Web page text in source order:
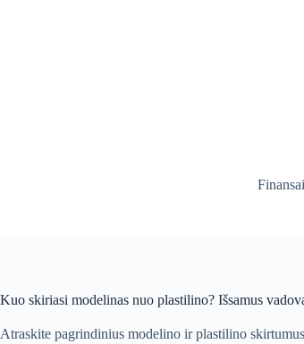
Finansai
Kuo skiriasi modelinas nuo plastilino? Išsamus
Atraskite pagrindinius modelino ir plastilino